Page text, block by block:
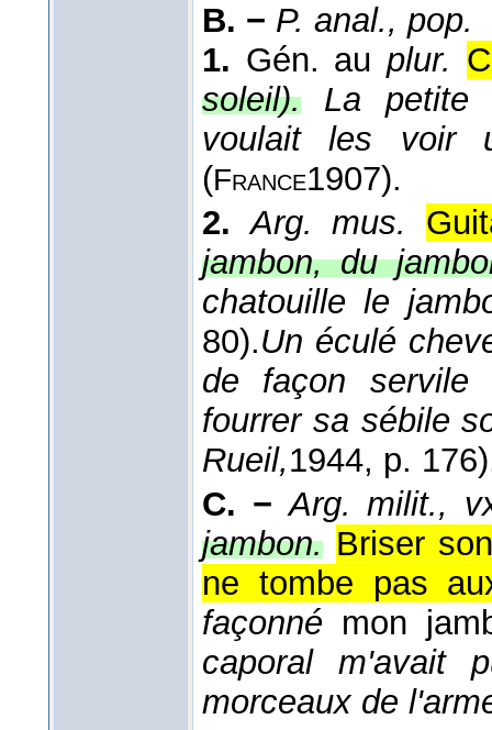
B. − P. anal., pop.
1. Gén. au plur.
soleil).
La petite
voulait les voir
(France1907).
2. Arg. mus.
jambon, du
chatouille le
80).Un éculé
de façon
fourrer sa sébile
Rueil,1944, p.
C. − Arg. milit.,
jambon. Briser
ne tombe pas
façonné mon
caporal m'avait
morceaux de